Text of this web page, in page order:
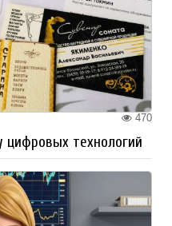
470
цифровых технологий